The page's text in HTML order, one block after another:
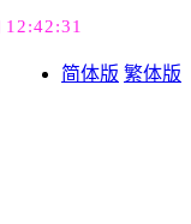
12:42:31
简体版 繁体版